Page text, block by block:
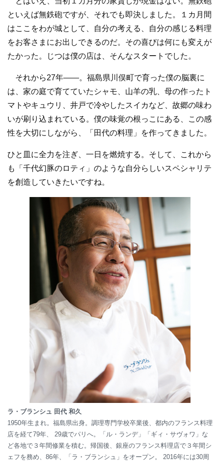
といえば無鉄砲ですが、それでも即決しました。１カ月間
はここをわが城として、自分の考える、自分の感じる料理
をお客さまにお出しできるのだ。その喜びは何にも変えが
たかった。じつは僕の店は、そんなスタートでした。
それから27年――。福島県川俣町で育った僕の脳裏に
は、家の庭で育てていたシャモ、山羊の乳、母の作ったト
マトやキュウリ、井戸で冷やしたスイカなど、故郷の味わ
いが刷り込まれている。僕の味覚の根っこにある、この感
性を大切にしながら、「田代の料理」を作ってきました。
ひと皿に全力を注ぎ、一日を燃焼する。そして、これから
も「千代幻豚のロティ」のような自分らしいスペシャリテ
を創造していきたいですね。
ラ・ブランシュ 田代 和久
1950年生まれ。福島県出身。調理専門学校卒業後、都内のフランス料理
店を経て79年、 29歳でパリへ。「ル・ランデ」「ギィ・サヴォワ」な
ど各地で３年間修業を積む。帰国後、銀座のフランス料理店で３年間シ
ェフを務め、86年、「ラ・ブランシュ」をオープン。 2016年には30周